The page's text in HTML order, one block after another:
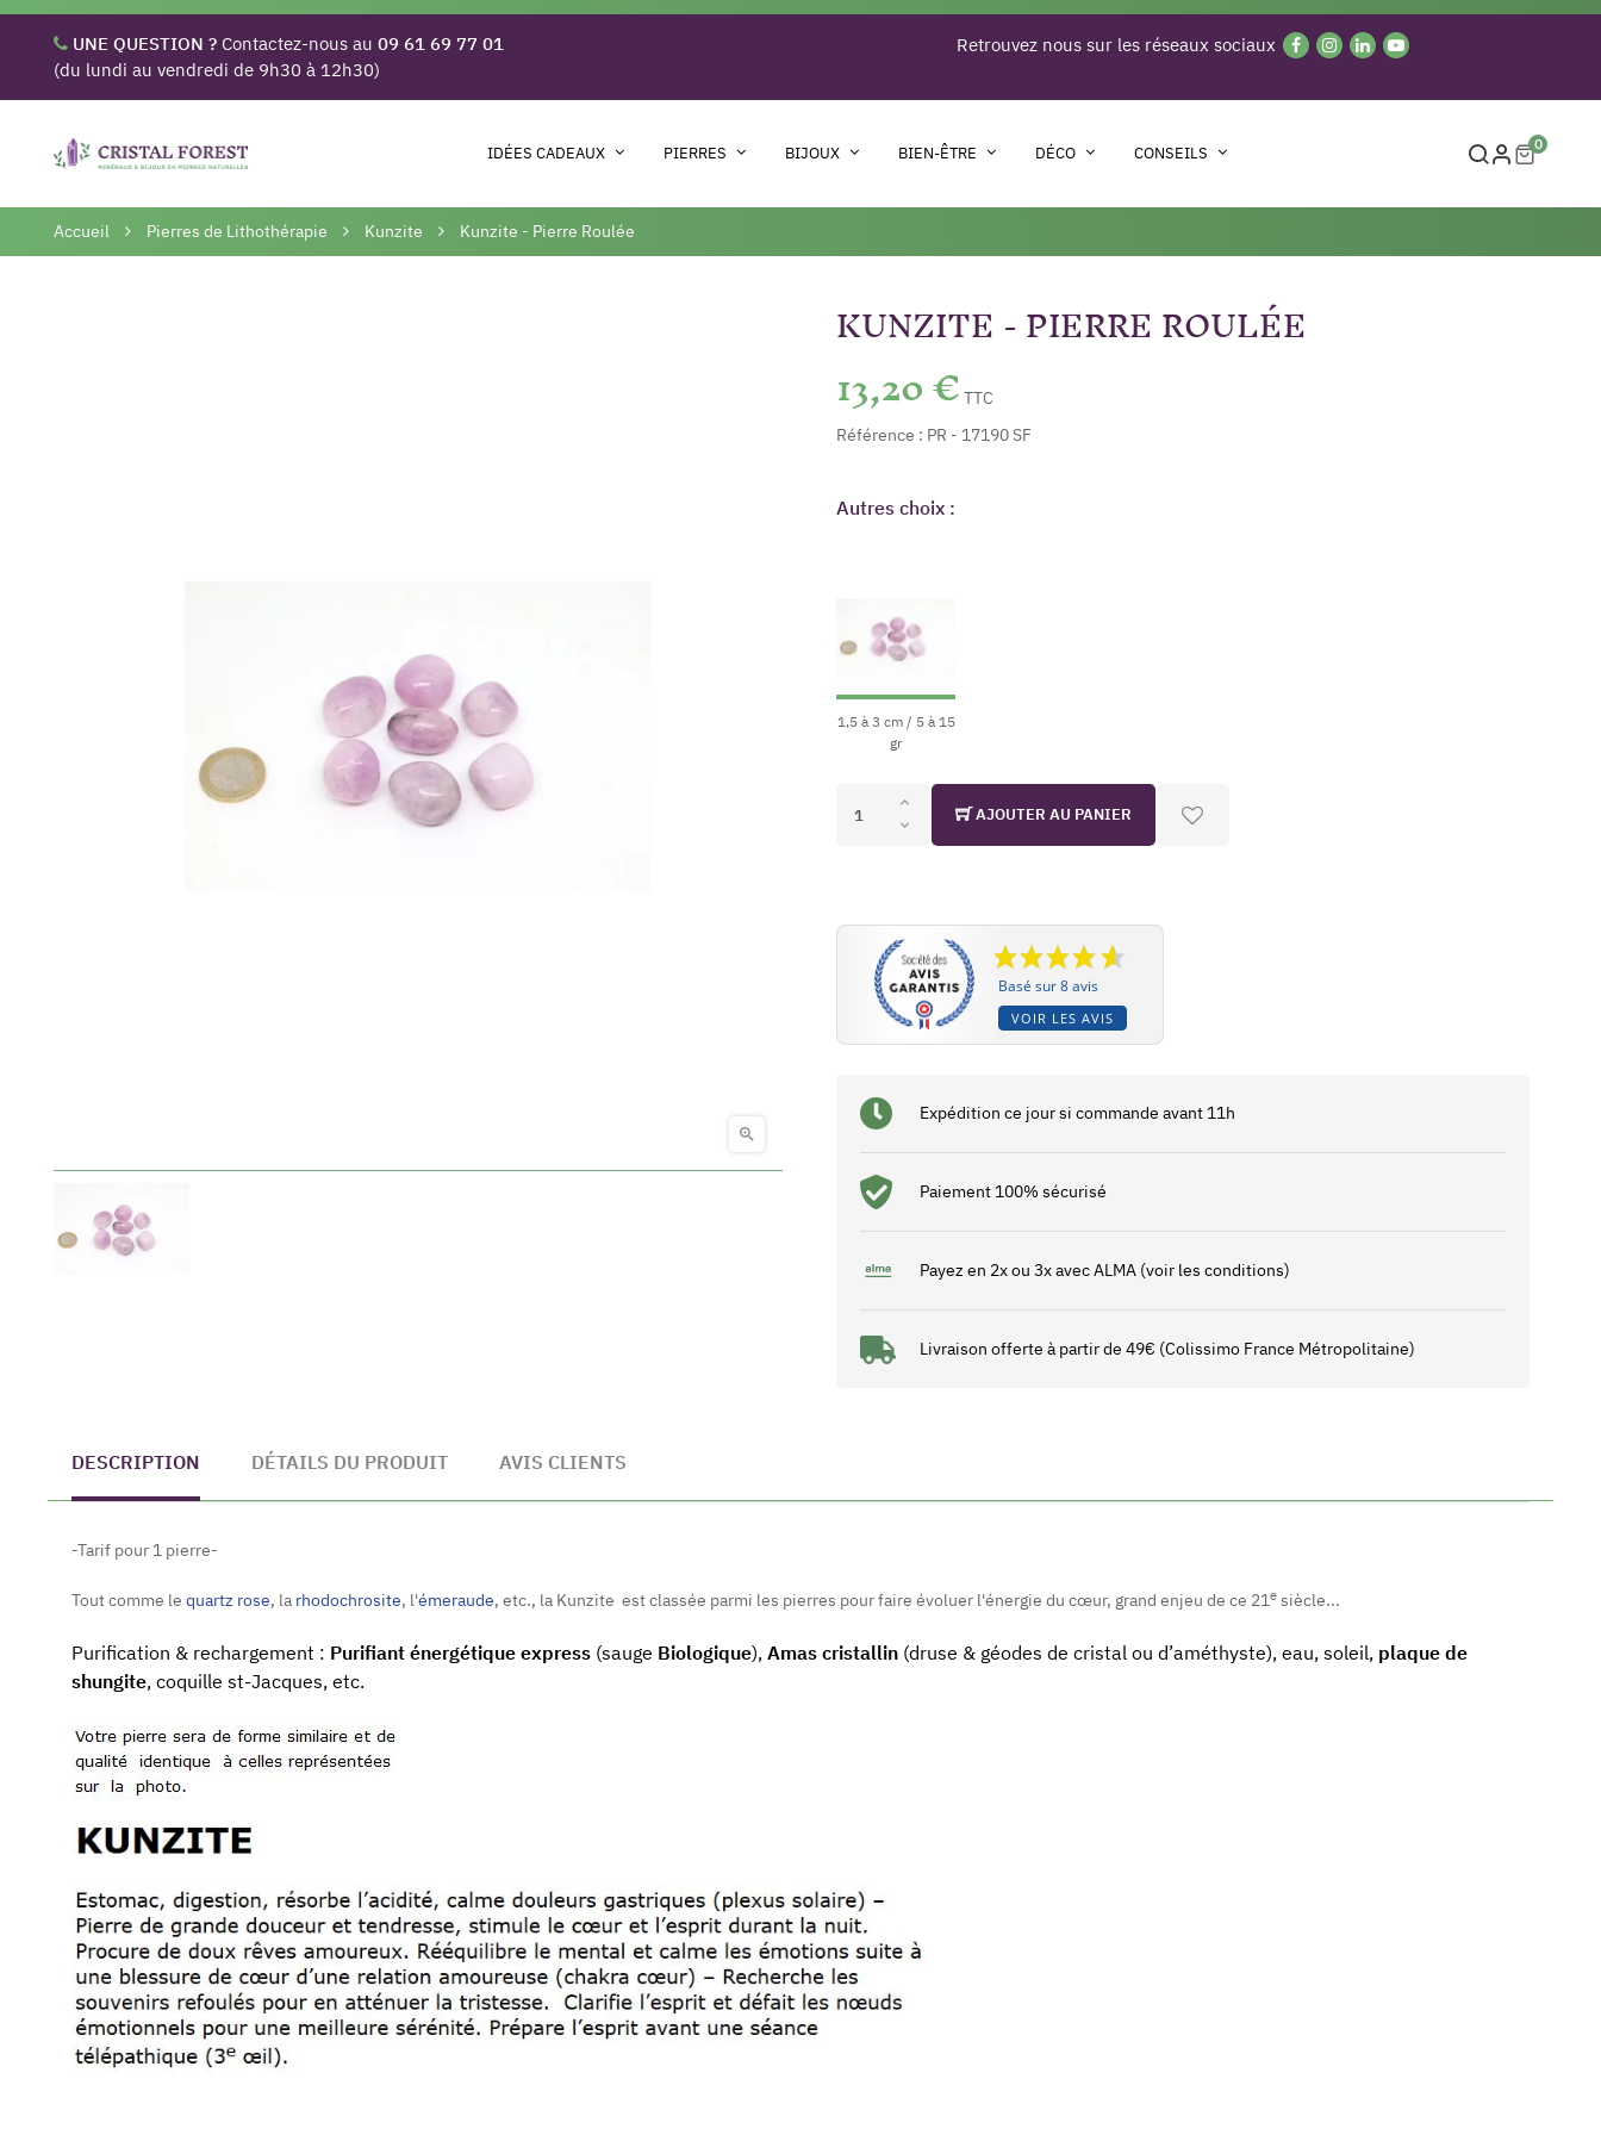
UNE QUESTION ? Contactez-nous au 09 61 69 77 01
(du lundi au vendredi de 9h30 à 12h30)
Retrouvez nous sur les réseaux sociaux
IDÉES CADEAUX PIERRES BIJOUX BIEN-ÊTRE DÉCO CONSEILS 0
Accueil Pierres de Lithothérapie Kunzite Kunzite - Pierre Roulée

KUNZITE - PIERRE ROULÉE
13,20 € TTC
Référence : PR - 17190 SF
Autres choix :
1,5 à 3 cm / 5 à 15
gr
AJOUTER AU PANIER
Basé sur 8 avis
VOIR LES AVIS
Expédition ce jour si commande avant 11h
Paiement 100% sécurisé
Payez en 2x ou 3x avec ALMA (voir les conditions)
Livraison offerte à partir de 49€ (Colissimo France Métropolitaine)
DESCRIPTION DÉTAILS DU PRODUIT AVIS CLIENTS
-Tarif pour 1 pierre-
Tout comme le quartz rose, la rhodochrosite, l'émeraude, etc., la Kunzite est classée parmi les pierres pour faire évoluer l'énergie du cœur, grand enjeu de ce 21e siècle...
Purification & rechargement : Purifiant énergétique express (sauge Biologique), Amas cristallin (druse & géodes de cristal ou d’améthyste), eau, soleil, plaque de
shungite, coquille st-Jacques, etc.